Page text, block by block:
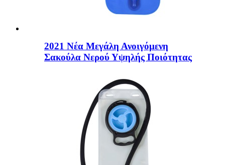
2021 Νέα Μεγάλη Ανοιγόμενη
Σακούλα Νερού Υψηλής Ποιότητας